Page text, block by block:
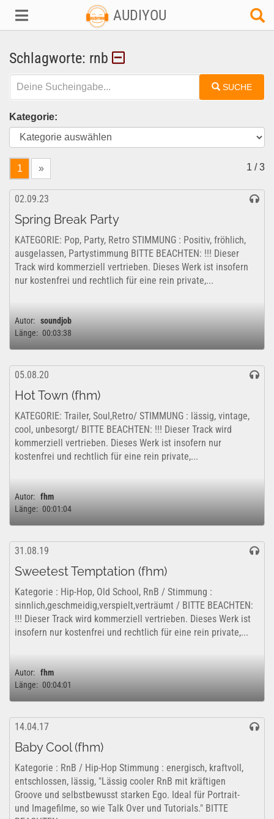
AUDIYOU
Schlagworte: rnb
SUCHE
Kategorie:
1 » 1 / 3
02.09.23
Spring Break Party
KATEGORIE: Pop, Party, Retro STIMMUNG : Positiv, fröhlich,
ausgelassen, Partystimmung BITTE BEACHTEN: !!! Dieser
Track wird kommerziell vertrieben. Dieses Werk ist insofern
nur kostenfrei und rechtlich für eine rein private,...
Autor: soundjob
Länge: 00:03:38
05.08.20
Hot Town (fhm)
KATEGORIE: Trailer, Soul,Retro/ STIMMUNG : lässig, vintage,
cool, unbesorgt/ BITTE BEACHTEN: !!! Dieser Track wird
kommerziell vertrieben. Dieses Werk ist insofern nur
kostenfrei und rechtlich für eine rein private,...
Autor: fhm
Länge: 00:01:04
31.08.19
Sweetest Temptation (fhm)
Kategorie : Hip-Hop, Old School, RnB / Stimmung :
sinnlich,geschmeidig,verspielt,verträumt / BITTE BEACHTEN:
!!! Dieser Track wird kommerziell vertrieben. Dieses Werk ist
insofern nur kostenfrei und rechtlich für eine rein private,...
Autor: fhm
Länge: 00:04:01
14.04.17
Baby Cool (fhm)
Kategorie : RnB / Hip-Hop Stimmung : energisch, kraftvoll,
entschlossen, lässig, "Lässig cooler RnB mit kräftigen
Groove und selbstbewusst starken Ego. Ideal für Portrait-
und Imagefilme, so wie Talk Over und Tutorials." BITTE